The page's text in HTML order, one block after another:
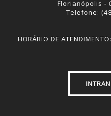
Florianópolis -
Telefone:
HORÁRIO DE